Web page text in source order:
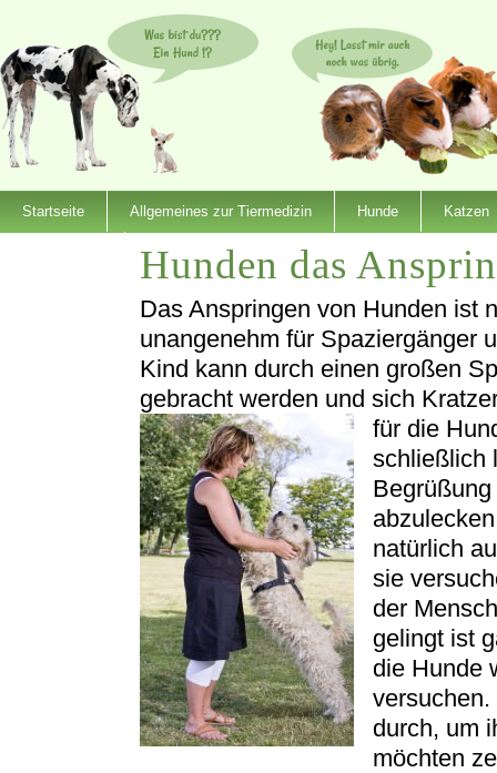
Startseite Allgemeines zur Tiermedizin Hunde Katzen
Hunden das
Das Anspringen von Hunden ist
unangenehm für Spaziergänger
Kind kann durch einen großen
gebracht werden und sich
für die
schließlich
natürlich
sie
der
gelingt ist
die Hunde
durch, um
möchten